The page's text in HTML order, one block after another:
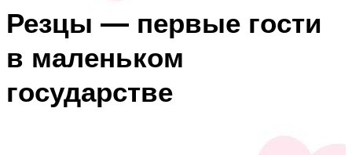
Резцы — первые гости
в маленьком
государстве